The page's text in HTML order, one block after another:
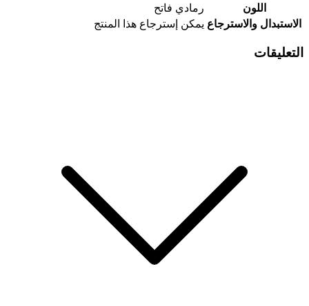
اللون
رمادي فاتح
الاستبدال والاسترجاع يمكن إسترجاع هذا المنتج
التعليقات